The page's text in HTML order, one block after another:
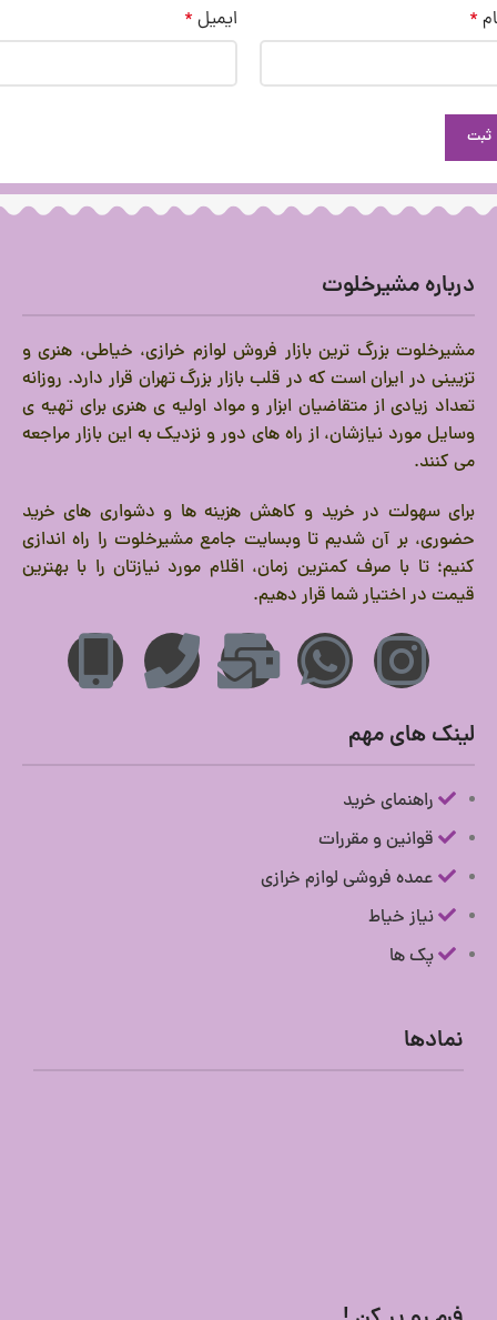
* ایمیل *
درباره مشیرخلوت
مشیرخلوت بزرگ ترین بازار فروش لوازم خرازی، خیاطی، هنری و
تزیینی در ایران است که در قلب بازار بزرگ تهران قرار دارد. روزانه
تعداد زیادی از متقاضیان ابزار و مواد اولیه ی هنری برای تهیه ی
وسایل مورد نیازشان، از راه های دور و نزدیک به این بازار مراجعه
می کنند.
برای سهولت در خرید و کاهش هزینه ها و دشواری های خرید
حضوری، بر آن شدیم تا وبسایت جامع مشیرخلوت را راه اندازی
کنیم؛ تا با صرف کمترین زمان، اقلام مورد نیازتان را با بهترین
قیمت در اختیار شما قرار دهیم.
لینک های مهم
راهنمای خرید
قوانین و مقررات
عمده فروشی لوازم خرازی
نیاز خیاط
پک ها
نمادها